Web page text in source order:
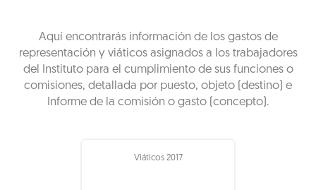
Aquí encontrarás información de los gastos de
representación y viáticos asignados a los trabajadores
del Instituto para el cumplimiento de sus funciones o
comisiones, detallada por puesto, objeto (destino) e
Informe de la comisión o gasto (concepto).
Viáticos 2017